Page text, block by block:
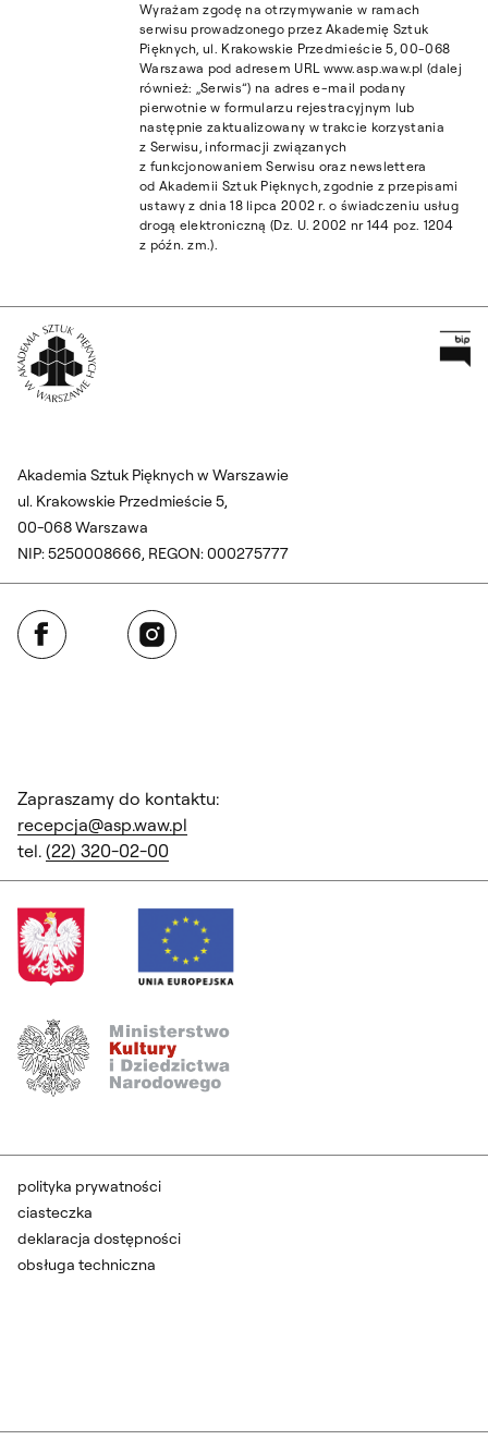
Wyrażam zgodę na otrzymywanie w ramach
serwisu prowadzonego przez Akademię Sztuk
Pięknych, ul. Krakowskie Przedmieście 5, 00-068
Warszawa pod adresem URL www.asp.waw.pl (dalej
również: „Serwis”) na adres e-mail podany
pierwotnie w formularzu rejestracyjnym lub
następnie zaktualizowany w trakcie korzystania
z Serwisu, informacji związanych
z funkcjonowaniem Serwisu oraz newslettera
od Akademii Sztuk Pięknych, zgodnie z przepisami
ustawy z dnia 18 lipca 2002 r. o świadczeniu usług
drogą elektroniczną (Dz. U. 2002 nr 144 poz. 1204
z późn. zm.).
Akademia Sztuk Pięknych w Warszawie
ul. Krakowskie Przedmieście 5,
00-068 Warszawa
NIP: 5250008666, REGON: 000275777
Facebook Instagram
Zapraszamy do kontaktu:
recepcja@asp.waw.pl
tel. (22) 320-02-00
polityka prywatności
ciasteczka
deklaracja dostępności
obsługa techniczna